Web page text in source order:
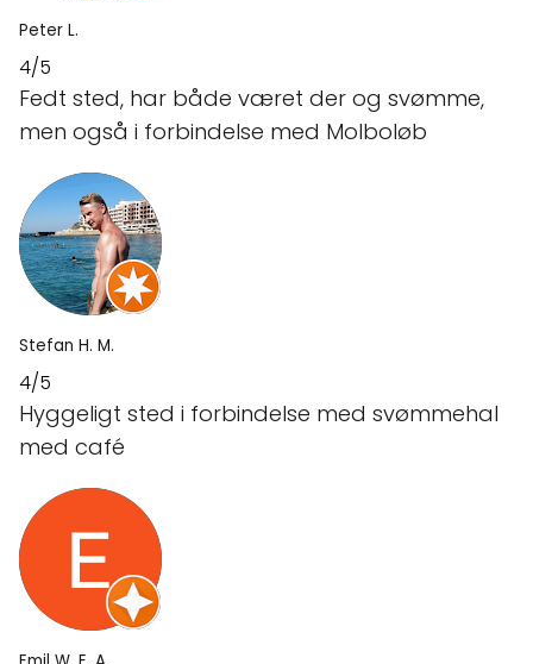
Peter L.
4/5
Fedt sted, har både været der og svømme,
men også i forbindelse med Molboløb
Stefan H. M.
4/5
Hyggeligt sted i forbindelse med svømmehal
med café